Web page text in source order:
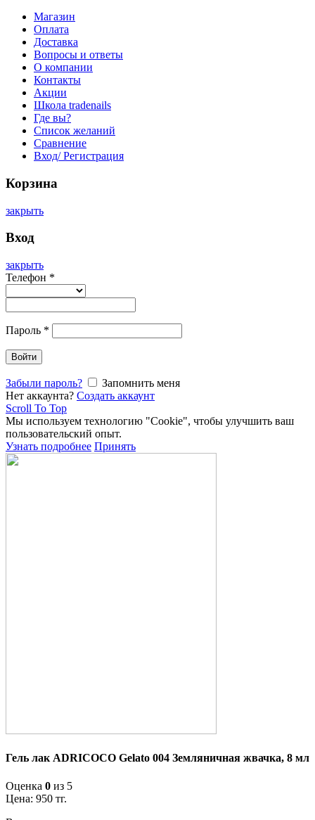
Магазин
Оплата
Доставка
Вопросы и ответы
О компании
Контакты
Акции
Школа tradenails
Где вы?
Список желаний
Сравнение
Вход/ Регистрация
Корзина
закрыть
Вход
закрыть
Телефон *
Пароль *
Войти
Забыли пароль?
Запомнить меня
Нет аккаунта? Создать аккаунт
Scroll To Top
Мы используем технологию "Cookie", чтобы улучшить ваш
пользовательский опыт.
Узнать подробнее Принять
Гель лак ADRICOCO Gelato 004 Земляничная жвачка, 8 мл
Оценка 0 из 5
Цена: 950 тг.